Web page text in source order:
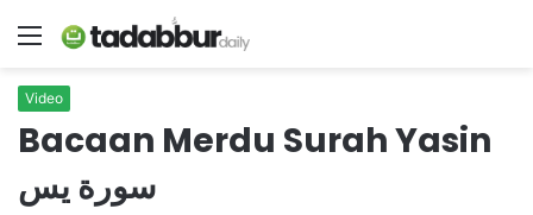
Menu
Video
Bacaan Merdu Surah Yasin
سورة يس